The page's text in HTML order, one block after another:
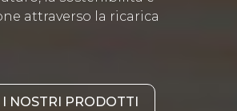
attraverso la ricarica
I NOSTRI PRODOTTI